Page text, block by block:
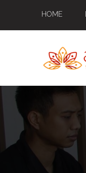
content
HOME